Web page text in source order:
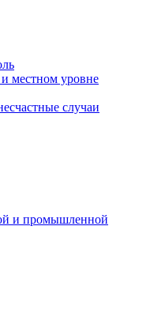
местном уровне
случаи
и промышленной